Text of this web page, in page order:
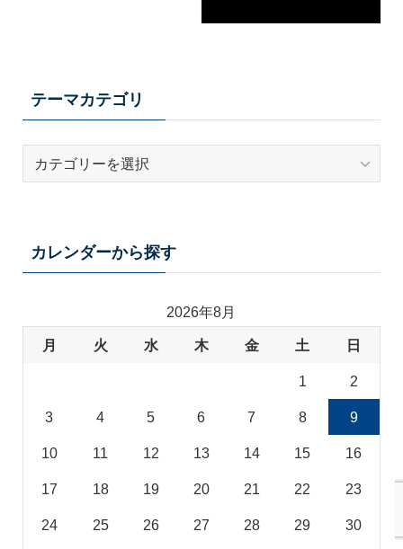
テーマカテゴリ
カレンダーから探す
2026年8月
月 火 水 木 金 土 日
1 2
3 4 5 6 7 8 9
10 11 12 13 14 15 16
17 18 19 20 21 22 23
24 25 26 27 28 29 30